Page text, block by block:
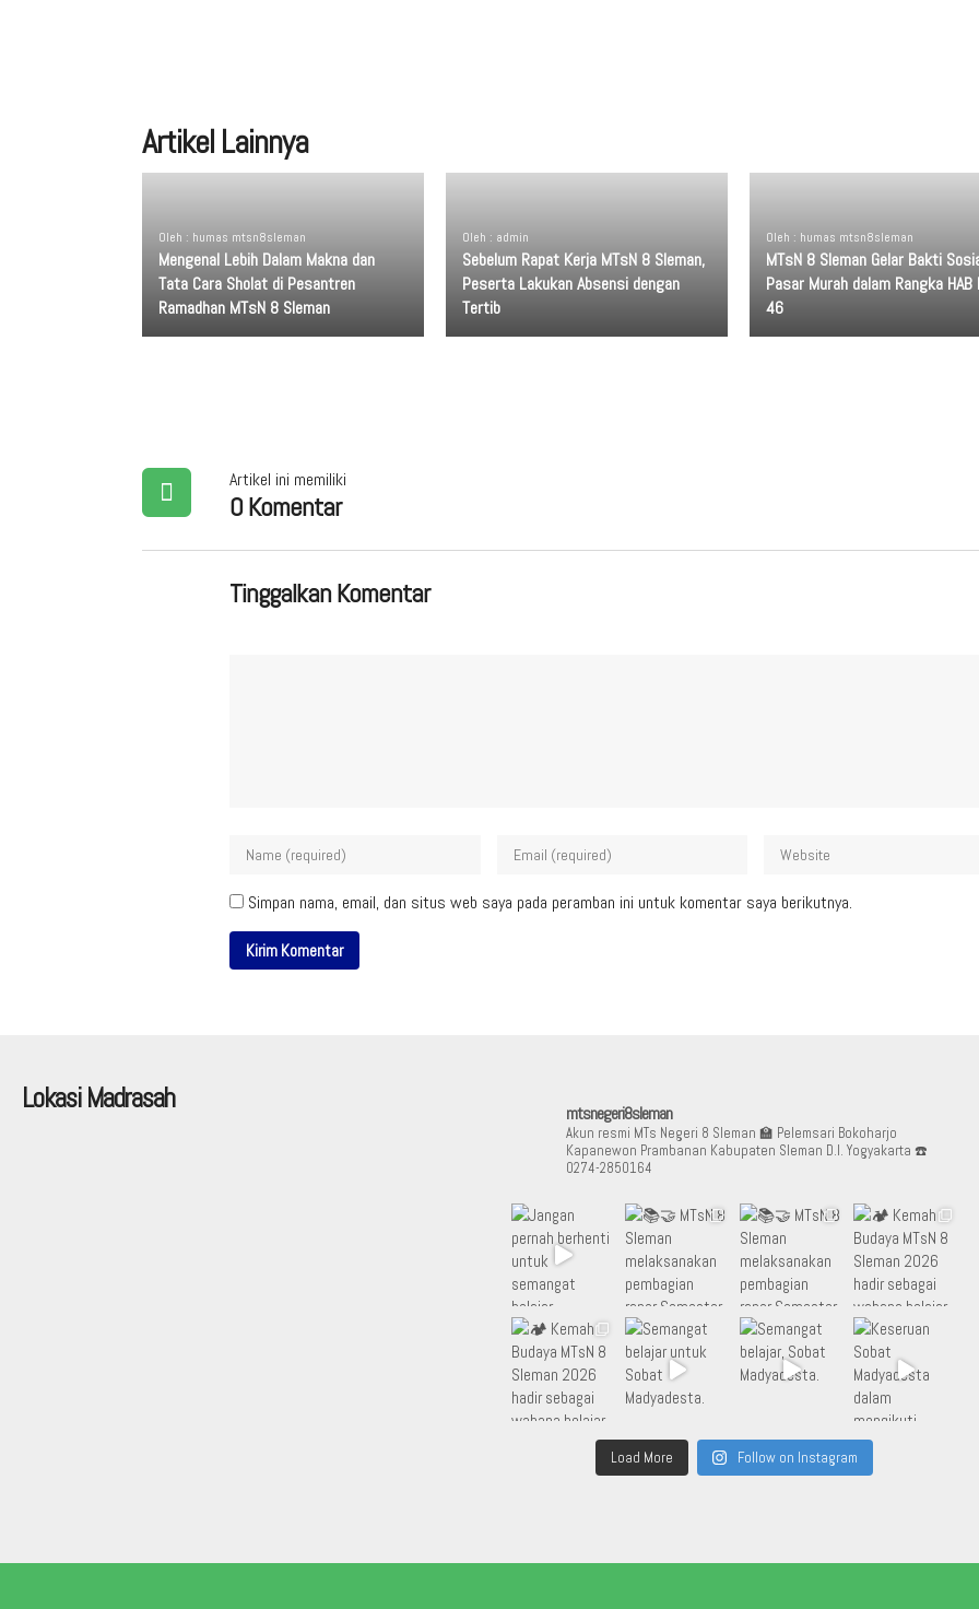
Artikel Lainnya
Oleh : humas mtsn8sleman
Mengenal Lebih Dalam Makna dan
Tata Cara Sholat di Pesantren
Ramadhan MTsN 8 Sleman
Oleh : admin
Sebelum Rapat Kerja MTsN 8 Sleman,
Peserta Lakukan Absensi dengan
Tertib
Oleh : humas mtsn8sleman
MTsN 8 Sleman Gelar Bakti
Pasar Murah dalam Rangka HAB
46
Artikel ini memiliki
0 Komentar
Tinggalkan Komentar
Simpan nama, email, dan situs web saya pada peramban ini untuk komentar saya berikutnya.
Lokasi Madrasah mtsnegeri8sleman
Akun resmi MTs Negeri 8 Sleman 🏫 Pelemsari Bokoharjo
Kapanewon Prambanan Kabupaten Sleman D.I. Yogyakarta ☎️
0274-2850164
Load More Follow on Instagram